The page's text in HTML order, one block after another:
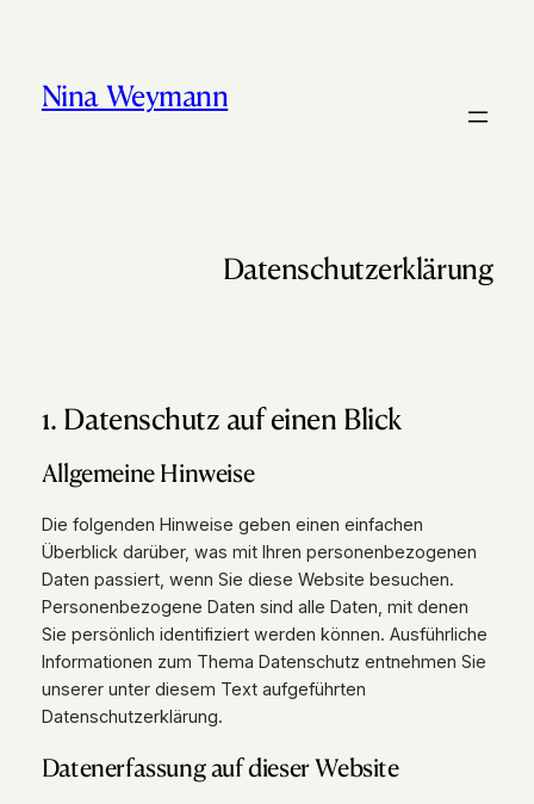
Nina Weymann
Datenschutz­erklärung
1. Datenschutz auf einen Blick
Allgemeine Hinweise
Die folgenden Hinweise geben einen einfachen
Überblick darüber, was mit Ihren personenbezogenen
Daten passiert, wenn Sie diese Website besuchen.
Personenbezogene Daten sind alle Daten, mit denen
Sie persönlich identifiziert werden können. Ausführliche
Informationen zum Thema Datenschutz entnehmen Sie
unserer unter diesem Text aufgeführten
Datenschutzerklärung.
Datenerfassung auf dieser Website